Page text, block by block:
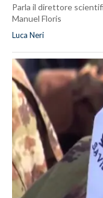
Parla il direttore
Manuel Floris
Luca Neri